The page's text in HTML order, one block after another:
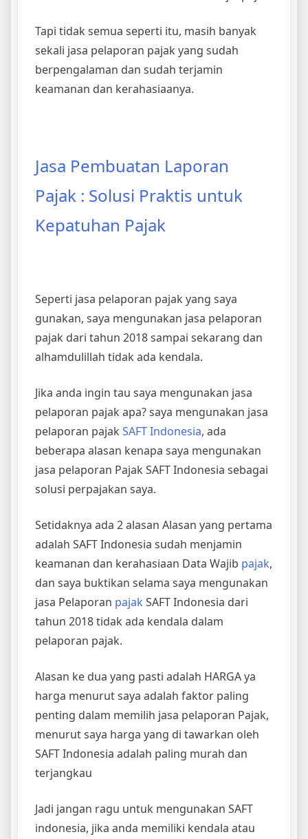
Tapi tidak semua seperti itu, masih banyak
sekali jasa pelaporan pajak yang sudah
berpengalaman dan sudah terjamin
keamanan dan kerahasiaanya.
Jasa Pembuatan Laporan
Pajak : Solusi Praktis untuk
Kepatuhan Pajak
Seperti jasa pelaporan pajak yang saya
gunakan, saya mengunakan jasa pelaporan
pajak dari tahun 2018 sampai sekarang dan
alhamdulillah tidak ada kendala.
Jika anda ingin tau saya mengunakan jasa
pelaporan pajak apa? saya mengunakan jasa
pelaporan pajak SAFT Indonesia, ada
beberapa alasan kenapa saya mengunakan
jasa pelaporan Pajak SAFT Indonesia sebagai
solusi perpajakan saya.
Setidaknya ada 2 alasan Alasan yang pertama
adalah SAFT Indonesia sudah menjamin
keamanan dan kerahasiaan Data Wajib pajak,
dan saya buktikan selama saya mengunakan
jasa Pelaporan pajak SAFT Indonesia dari
tahun 2018 tidak ada kendala dalam
pelaporan pajak.
Alasan ke dua yang pasti adalah HARGA ya
harga menurut saya adalah faktor paling
penting dalam memilih jasa pelaporan Pajak,
menurut saya harga yang di tawarkan oleh
SAFT Indonesia adalah paling murah dan
terjangkau
Jadi jangan ragu untuk mengunakan SAFT
indonesia, jika anda memiliki kendala atau